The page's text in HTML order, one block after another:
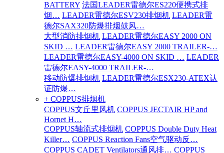
BATTERY 法国LEADER雷德尔ES220便携式排
烟… LEADER雷德尔ESV230排烟机 LEADER雷
德尔SAX320防爆排烟鼓风…
大型消防排烟机 LEADER雷德尔EASY 2000 ON
SKID … LEADER雷德尔EASY 2000 TRAILER-…
LEADER雷德尔EASY-4000 ON SKID … LEADER
雷德尔EASY-4000 TRAILER-…
移动防爆排烟机 LEADER雷德尔ESX230-ATEX认
证防爆…
+ COPPUS排烟机
COPPUS文丘里风机 COPPUS JECTAIR HP and
Hornet H…
COPPUS轴流式排烟机 COPPUS Double Duty Heat
Killer… COPPUS Reaction Fans空气驱动反…
COPPUS CADET Ventilators通风排… COPPUS